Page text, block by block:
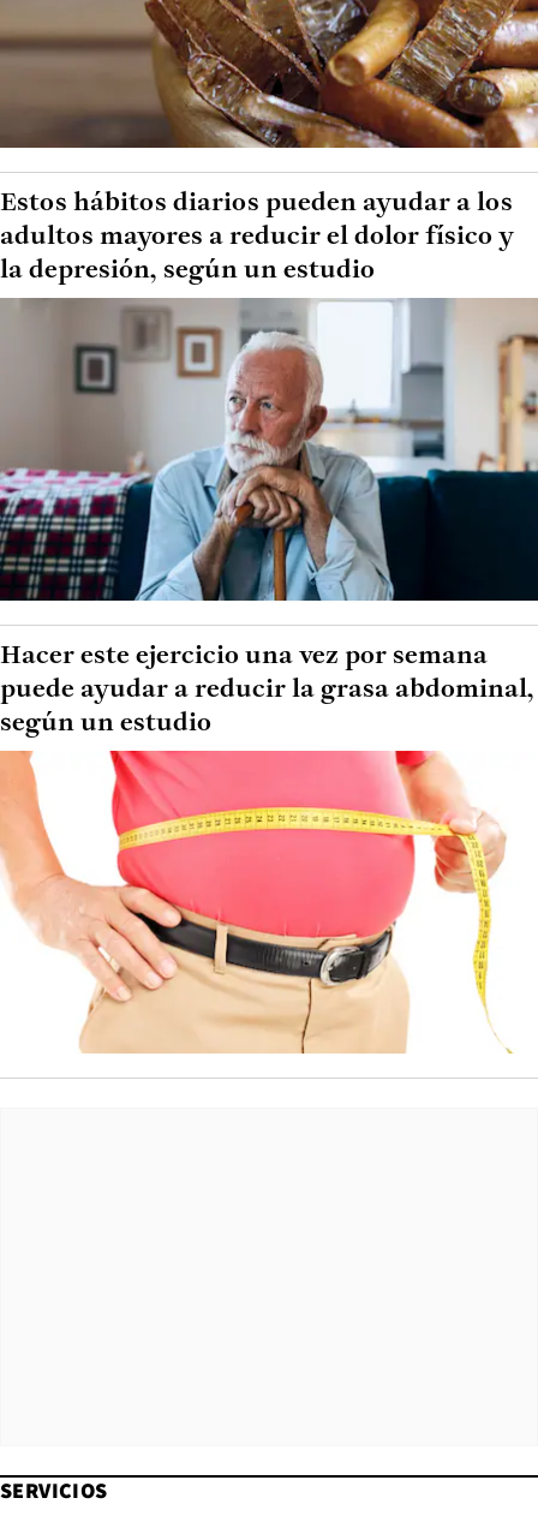
Estos hábitos diarios pueden ayudar a los
adultos mayores a reducir el dolor físico y
la depresión, según un estudio
Hacer este ejercicio una vez por semana
puede ayudar a reducir la grasa abdominal,
según un estudio
SERVICIOS